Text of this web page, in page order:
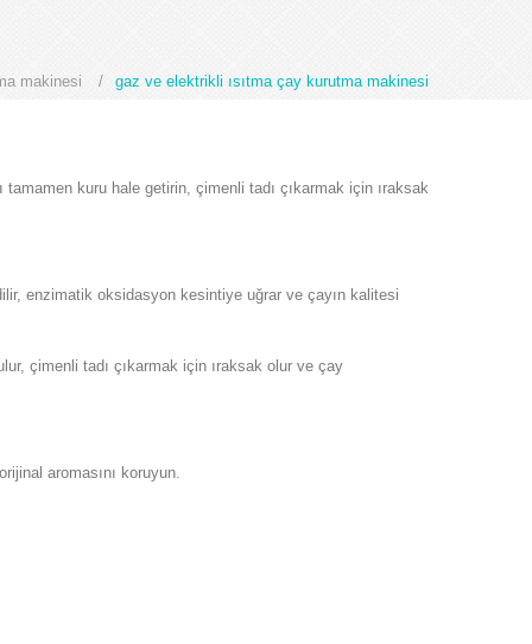
makinesi / gaz ve elektrikli ısıtma çay kurutma makinesi
kuru hale getirin, çimenli tadı çıkarmak için ıraksak
enzimatik oksidasyon kesintiye uğrar ve çayın kalitesi
çimenli tadı çıkarmak için ıraksak olur ve çay
aromasını koruyun.